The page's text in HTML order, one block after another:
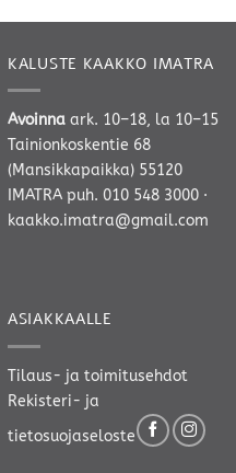
KALUSTE KAAKKO IMATRA
Avoinna ark. 10–18, la 10–15
Tainionkoskentie 68
(Mansikkapaikka) 55120
IMATRA puh. 010 548 3000 ·
kaakko.imatra@gmail.com
ASIAKKAALLE
Tilaus- ja toimitusehdot
Rekisteri- ja
tietosuojaseloste